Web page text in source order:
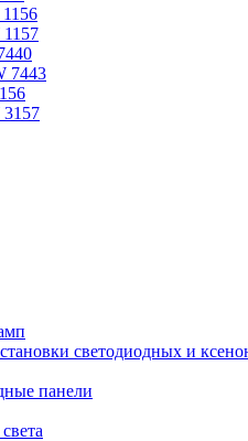
7443
светодиодных и
панели